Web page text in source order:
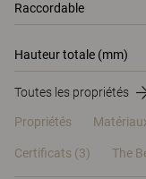
Raccordable
Hauteur totale (mm)
Toutes les propriétés
Propriétés
Certificats (3) The